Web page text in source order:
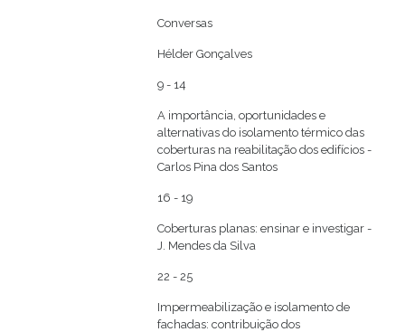
Conversas
Hélder Gonçalves
9 - 14
A importância, oportunidades e
alternativas do isolamento térmico das
coberturas na reabilitação dos edifícios -
Carlos Pina dos Santos
16 - 19
Coberturas planas: ensinar e investigar -
J. Mendes da Silva
22 - 25
Impermeabilização e isolamento de
fachadas: contribuição dos